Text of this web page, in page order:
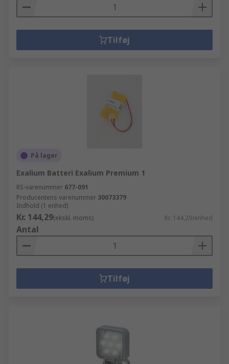
Tilføj
På lager
Exalium Batteri Exalium Premium 1
RS-varenummer 677-091
Producentens varenummer 30073379
Indhold (1 enhed)
Kr. 144,29(ekskl. moms) Kr. 144,29/enhed
Antal
Tilføj